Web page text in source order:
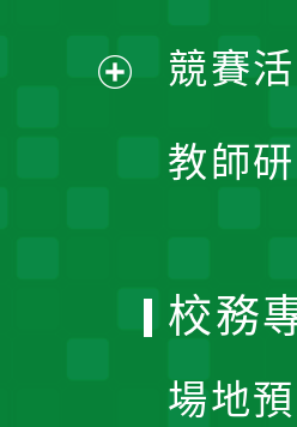
競賽
教師
開
校務
場地